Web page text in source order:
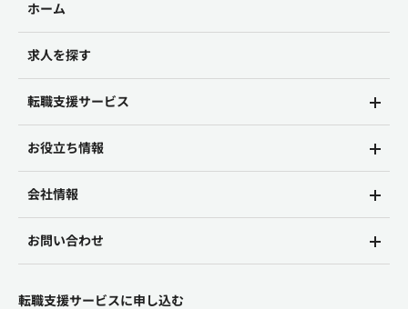
ホーム
求人を探す
転職支援サービス
お役立ち情報
会社情報
お問い合わせ
転職支援サービスに申し込む